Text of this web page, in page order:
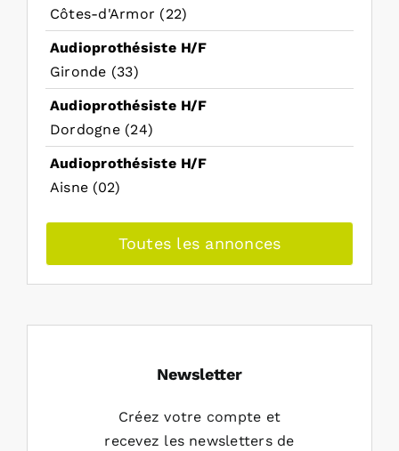
Côtes-d'Armor (22)
Audioprothésiste H/F
Gironde (33)
Audioprothésiste H/F
Dordogne (24)
Audioprothésiste H/F
Aisne (02)
Toutes les annonces
Newsletter
Créez votre compte et
recevez les newsletters de